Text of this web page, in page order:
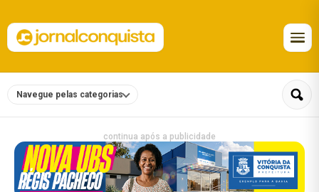
Navegue pelas categorias
continua após a publicidade